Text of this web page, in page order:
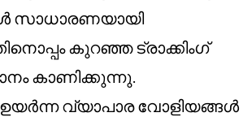
സാധാരണയായി
കുറഞ്ഞ ട്രാക്കിംഗ്
കാണിക്കുന്നു.
വ്യാപാര വോളിയങ്ങൾ